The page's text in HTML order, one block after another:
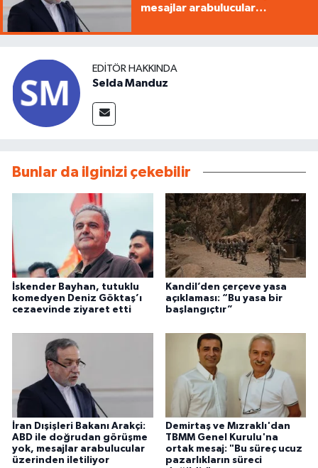
mesajlar arabulucular
EDITÖR HAKKINDA
Selda Manduz
Bunlar da ilginizi çekebilir
İskender Bayhan, tutuklu
komedyen Deniz Göktaş’ı
cezaevinde ziyaret etti
Kandil’den çerçeve yasa
açıklaması: “Bu yasa bir
başlangıçtır”
İran Dışişleri Bakanı Arakçi:
ABD ile doğrudan görüşme
yok, mesajlar arabulucular
üzerinden iletiliyor
Demirtaş ve Mızraklı'dan
TBMM Genel Kurulu'na
ortak mesaj: "Bu süreç ucuz
pazarlıkların süreci